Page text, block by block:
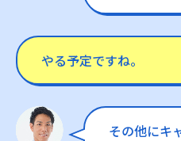
やる予定ですね。
その他にキ